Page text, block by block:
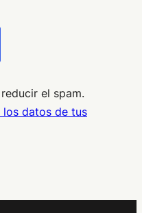
el spam.
los datos de tus